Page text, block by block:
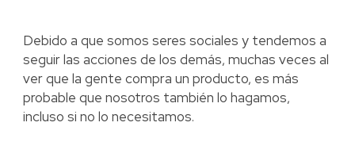
Debido a que somos seres sociales y tendemos a
seguir las acciones de los demás, muchas veces al
ver que la gente compra un producto, es más
probable que nosotros también lo hagamos,
incluso si no lo necesitamos.